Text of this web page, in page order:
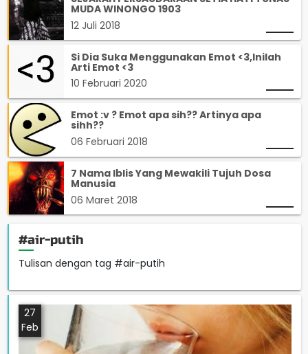
MUDA WINONGO 1903
12 Juli 2018
Si Dia Suka Menggunakan Emot <3,Inilah
Arti Emot <3
10 Februari 2020
Emot :v ? Emot apa sih?? Artinya apa
sihh??
06 Februari 2018
7 Nama Iblis Yang Mewakili Tujuh Dosa
Manusia
06 Maret 2018
#air-putih
Tulisan dengan tag #air-putih
27
Feb